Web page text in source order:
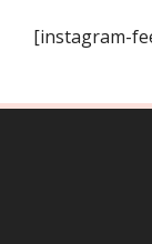
[instagram-